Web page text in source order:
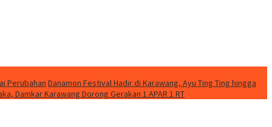
Perubahan Danamon Festival Hadir di Karawang, Ayu Ting Ting hingga
Damkar Karawang Dorong Gerakan 1 APAR 1 RT